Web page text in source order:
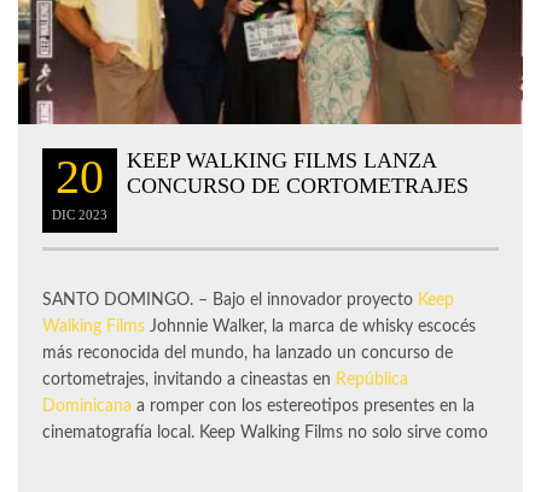
20
DIC 2023
KEEP WALKING FILMS LANZA
CONCURSO DE CORTOMETRAJES
SANTO DOMINGO. – Bajo el innovador proyecto Keep
Walking Films Johnnie Walker, la marca de whisky escocés
más reconocida del mundo, ha lanzado un concurso de
cortometrajes, invitando a cineastas en República
Dominicana a romper con los estereotipos presentes en la
cinematografía local. Keep Walking Films no solo sirve como